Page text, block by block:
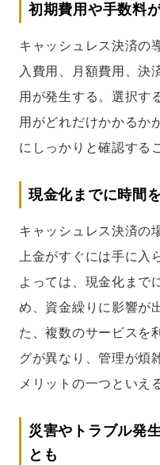
初期費用や手数料
キャッシュレス決済の
入費用、月額費用、決
用が発生する。選択す
用がどれだけかかるか
にしっかりと確認する
現金化までに時間
キャッシュレス決済の
上金がすぐには手に入
よっては、現金化まで
め、資金繰りに影響が
た、複数のサービスを
グが異なり、管理が煩
メリットの一つといえ
災害やトラブル発
とも